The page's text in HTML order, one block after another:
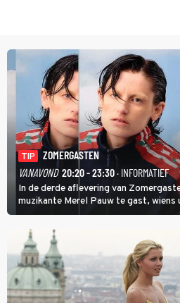
TIP
ZOMERGASTEN
VANAVOND 20:20 - 23:30· INFORMATIEF
In de derde aflevering van
muzikante Merel Pauw te gast,
boeiende avond beloven: 'Mijn ideale
identiteit: grenzeloos, absurd en vol